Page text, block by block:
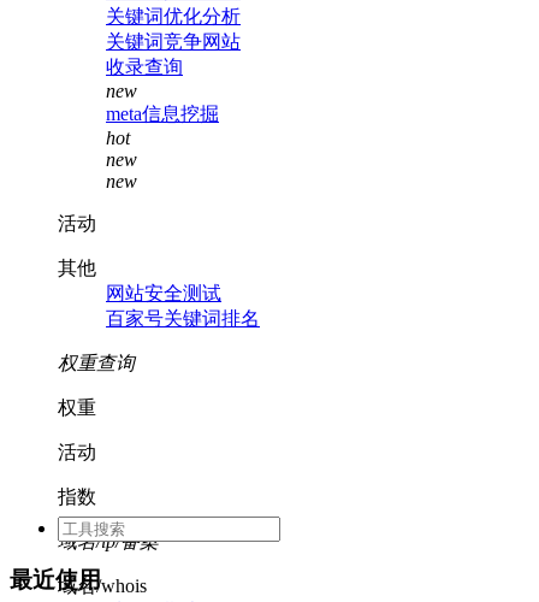
关键词优化分析
关键词竞争网站
收录查询
new
meta信息挖掘
hot
new
new
活动
其他
网站安全测试
百家号关键词排名
权重查询
权重
活动
指数
域名/ip/备案
域名/whois
最近使用